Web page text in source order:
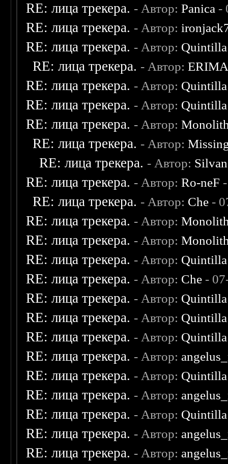
RE: лица трекера. - Автор:Panica -
RE: лица трекера. - Автор:
RE: лица трекера. - Автор: Quintilla
RE: лица трекера. - Автор:
RE: лица трекера. - Автор: Quintilla
RE: лица трекера. - Автор: Quintilla
RE: лица трекера. - Автор:
RE: лица трекера. - Автор:
RE: лица трекера. - Автор:
RE: лица трекера. - Автор:Ro-neF
RE: лица трекера. - Автор: Che -
RE: лица трекера. - Автор:
RE: лица трекера. - Автор:
RE: лица трекера. - Автор: Quintilla
RE: лица трекера. - Автор: Che -
RE: лица трекера. - Автор: Quintilla
RE: лица трекера. - Автор: Quintilla
RE: лица трекера. - Автор: Quintilla
RE: лица трекера. - Автор:
RE: лица трекера. - Автор: Quintilla
RE: лица трекера. - Автор:
RE: лица трекера. - Автор: Quintilla
RE: лица трекера. - Автор:
RE: лица трекера. - Автор: